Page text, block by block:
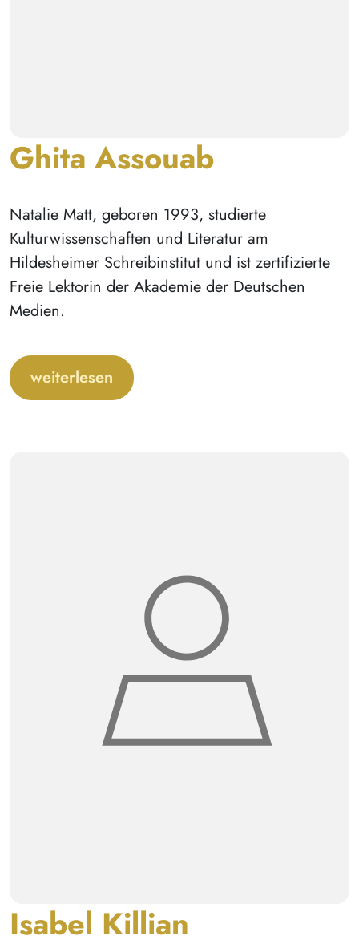
Ghita Assouab
Natalie Matt, geboren 1993, studierte
Kulturwissenschaften und Literatur am
Hildesheimer Schreibinstitut und ist zertifizierte
Freie Lektorin der Akademie der Deutschen
Medien.
weiterlesen
Isabel Killian